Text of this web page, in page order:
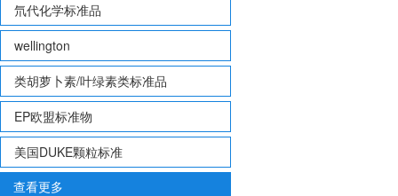
氘代化学标准品
wellington
类胡萝卜素/叶绿素类标准品
EP欧盟标准物
美国DUKE颗粒标准
查看更多